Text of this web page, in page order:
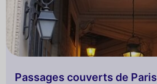
Passages couverts de Paris